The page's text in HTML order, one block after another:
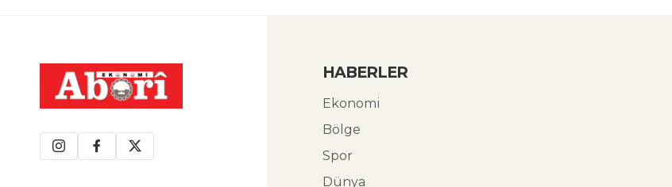
HABERLER
Ekonomi
Bölge
Spor
Dünya